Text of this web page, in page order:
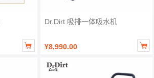

Dr.Dirt 吸排一体吸水机
¥8,990.00 